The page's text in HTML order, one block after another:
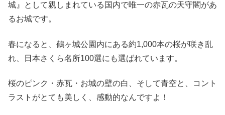
城』として親しまれている国内で唯一の赤瓦の天守閣があ
るお城です。
春になると、鶴ヶ城公園内にある約1,000本の桜が咲き乱
れ、日本さくら名所100選にも選ばれています。
桜のピンク・赤瓦・お城の壁の白、そして青空と、コント
ラストがとても美しく、感動的なんですよ！